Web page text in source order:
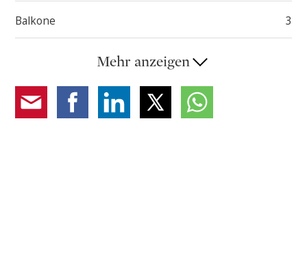
An- & Abfahrt bei jeder Wetterlage.
Balkone 3
Mehr anzeigen